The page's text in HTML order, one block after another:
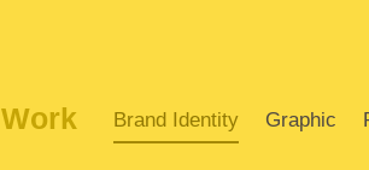
Work Brand Identity Graphic